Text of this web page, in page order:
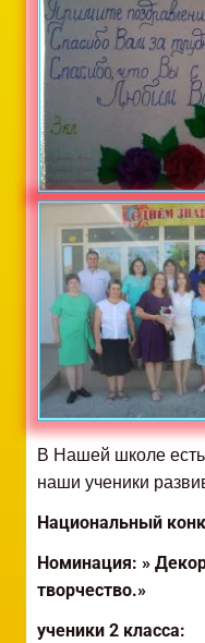
В Нашей школе
наши ученики
Национальный
Номинация: »
творчество.»
ученики 2 класса: